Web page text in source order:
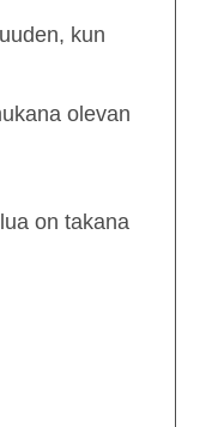
kun
olevan
on takana